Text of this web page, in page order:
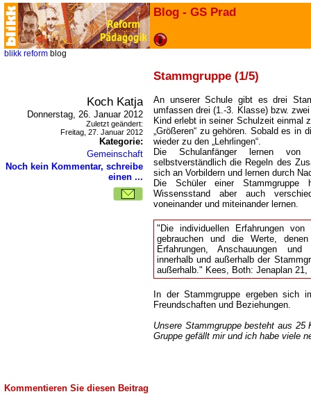
Blog - GS Prad
blikk reform blog
Stammgruppe (1/5)
Koch Katja
Donnerstag, 26. Januar 2012
Zuletzt geändert:
Freitag, 27. Januar 2012
Kategorie:
Gemeinschaft
Noch kein Kommentar, schreibe
einen ...
An unserer Schule gibt es drei
umfassen drei (1.-3. Klasse) bzw.
Kind erlebt in seiner Schulzeit einmal
Größeren“ zu gehören. Sobald es in
wieder zu den „Lehrlingen“.
Die Schulanfänger lernen
selbstverständlich die Regeln des
sich an Vorbildern und lernen durch
Die Schüler einer Stammgruppe
Wissensstand aber auch
voneinander und miteinander lernen.
"Die individuellen Erfahrungen
gebrauchen und die Werte,
Erfahrungen, Anschauungen
innerhalb und außerhalb der
außerhalb." Kees, Both: Jenaplan
In der Stammgruppe ergeben sich
Freundschaften und Beziehungen.
Unsere Stammgruppe besteht aus 25
Gruppe gefällt mir und ich habe viele
Kommentieren Sie diesen Beitrag